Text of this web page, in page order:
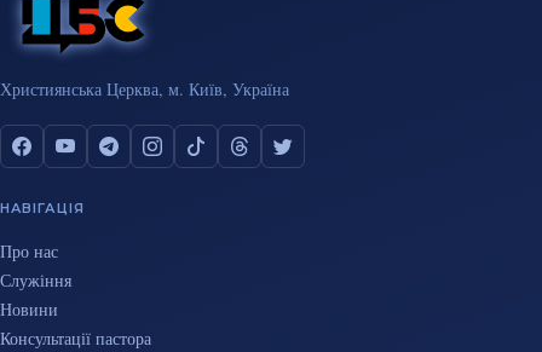
Християнська Церква, м. Київ, Україна
НАВІГАЦІЯ
Про нас
Служіння
Новини
Консультації пастора